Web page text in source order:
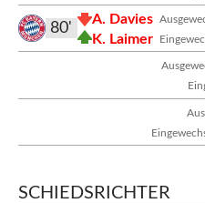
A. Davies
K. Laimer
80'
SCHIEDSRICHTER